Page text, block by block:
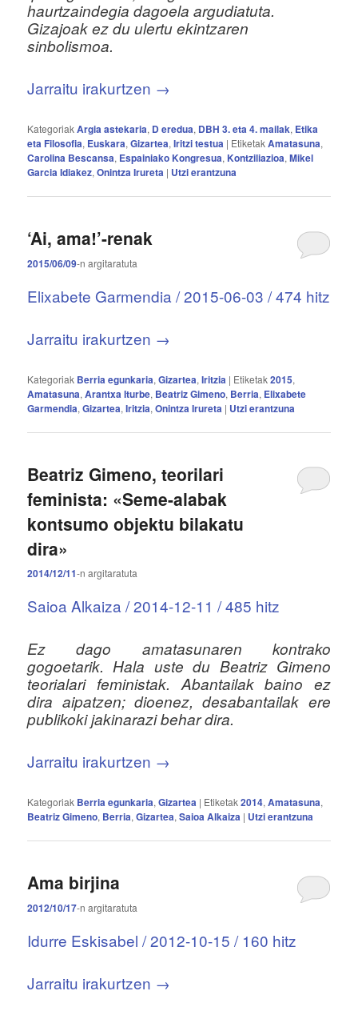
haurtzaindegia dagoela argudiatuta.
Gizajoak ez du ulertu ekintzaren
sinbolismoa.
Jarraitu irakurtzen →
KategoriakArgia astekaria, D eredua, DBH 3. eta 4. mailak, Etika
eta Filosofia, Euskara,Gizartea,Iritzi testua | EtiketakAmatasuna,
Carolina Bescansa, Espainiako Kongresua, Kontziliazioa,Mikel
Garcia Idiakez,Onintza Irureta | Utzi erantzuna
‘Ai, ama!’-renak
2015/06/09-nargitaratuta
Elixabete Garmendia / 2015-06-03 / 474 hitz
Jarraitu irakurtzen →
Kategoriak Berria egunkaria,Gizartea,Iritzia | Etiketak2015,
Amatasuna,Arantxa Iturbe, Beatriz Gimeno, Berria, Elixabete
Garmendia,Gizartea,Iritzia,Onintza Irureta | Utzi erantzuna
Beatriz Gimeno, teorilari
feminista: «Seme-alabak
kontsumo objektu bilakatu
dira»
2014/12/11-nargitaratuta
Saioa Alkaiza / 2014-12-11 / 485 hitz
Ez dago amatasunaren kontrako
gogoetarik. Hala uste du Beatriz Gimeno
teorialari feministak. Abantailak baino ez
dira aipatzen; dioenez, desabantailak ere
publikoki jakinarazi behar dira.
Jarraitu irakurtzen →
Kategoriak Berria egunkaria,Gizartea | Etiketak2014,Amatasuna,
Beatriz Gimeno, Berria,Gizartea,Saioa Alkaiza | Utzi erantzuna
Ama birjina
2012/10/17-nargitaratuta
Idurre Eskisabel / 2012-10-15 / 160 hitz
Jarraitu irakurtzen →